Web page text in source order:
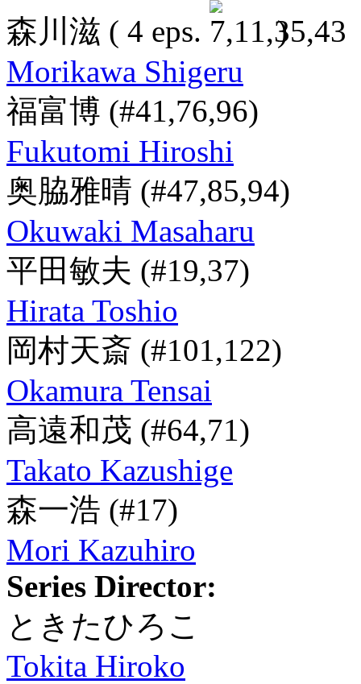
森川滋 ( 4 eps.
)
Morikawa Shigeru
福富博 (#41,76,96)
Fukutomi Hiroshi
奥脇雅晴 (#47,85,94)
Okuwaki Masaharu
平田敏夫 (#19,37)
Hirata Toshio
岡村天斎 (#101,122)
Okamura Tensai
高遠和茂 (#64,71)
Takato Kazushige
森一浩 (#17)
Mori Kazuhiro
Series Director:
ときたひろこ
Tokita Hiroko